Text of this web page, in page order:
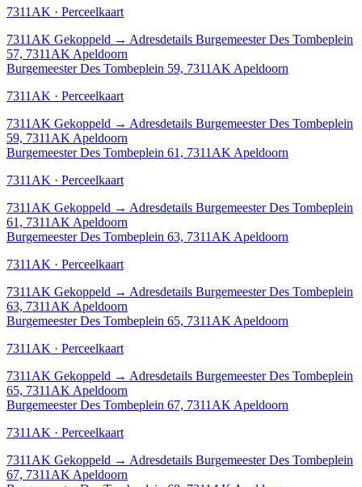
7311AK · Perceelkaart
7311AK Gekoppeld → Adresdetails Burgemeester Des Tombeplein
57, 7311AK Apeldoorn
Burgemeester Des Tombeplein 59, 7311AK Apeldoorn
7311AK · Perceelkaart
7311AK Gekoppeld → Adresdetails Burgemeester Des Tombeplein
59, 7311AK Apeldoorn
Burgemeester Des Tombeplein 61, 7311AK Apeldoorn
7311AK · Perceelkaart
7311AK Gekoppeld → Adresdetails Burgemeester Des Tombeplein
61, 7311AK Apeldoorn
Burgemeester Des Tombeplein 63, 7311AK Apeldoorn
7311AK · Perceelkaart
7311AK Gekoppeld → Adresdetails Burgemeester Des Tombeplein
63, 7311AK Apeldoorn
Burgemeester Des Tombeplein 65, 7311AK Apeldoorn
7311AK · Perceelkaart
7311AK Gekoppeld → Adresdetails Burgemeester Des Tombeplein
65, 7311AK Apeldoorn
Burgemeester Des Tombeplein 67, 7311AK Apeldoorn
7311AK · Perceelkaart
7311AK Gekoppeld → Adresdetails Burgemeester Des Tombeplein
67, 7311AK Apeldoorn